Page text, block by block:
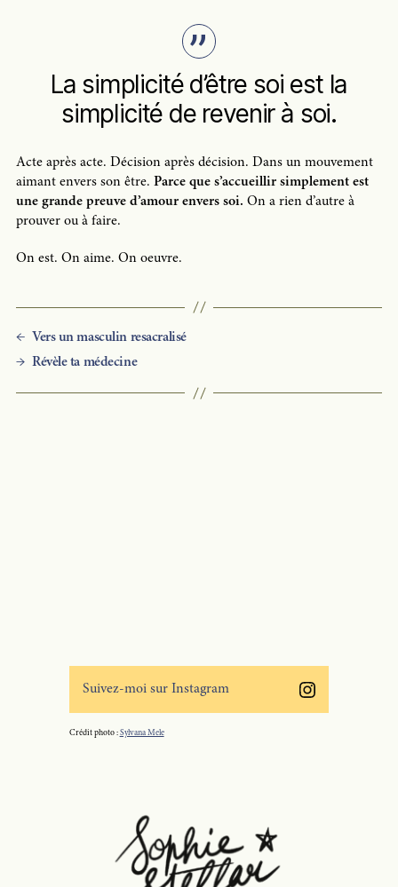
La simplicité d’être soi est la
simplicité de revenir à soi.
Acte après acte. Décision après décision. Dans un mouvement
aimant envers son être. Parce que s’accueillir simplement est
une grande preuve d’amour envers soi. On a rien d’autre à
prouver ou à faire.
On est. On aime. On oeuvre.
←
Vers un masculin resacralisé
→ Révèle ta médecine
Suivez-moi sur Instagram
Crédit photo : Sylvana Mele